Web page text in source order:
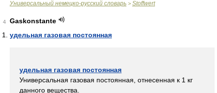
Универсальный немецко-русский словарь > Stoffwert
4
Gaskonstante
удельная газовая постоянная
удельная газовая постоянная
Универсальная газовая постоянная, отнесенная к 1 кг
данного вещества.